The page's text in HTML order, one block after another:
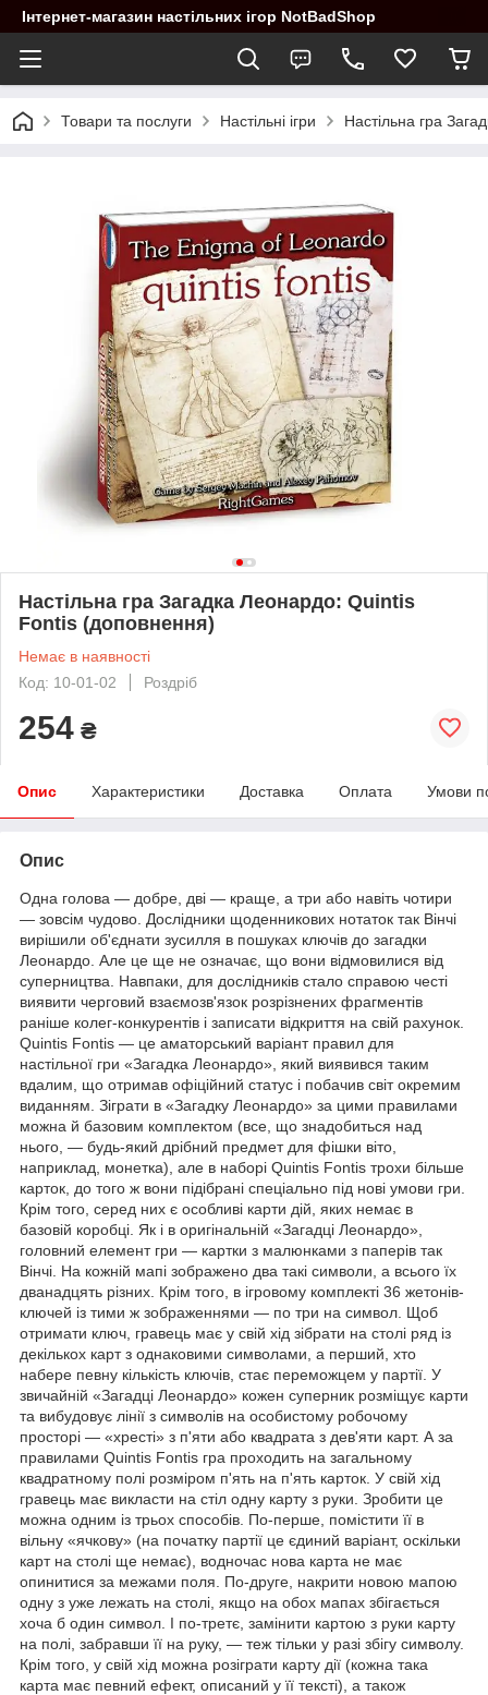
Інтернет-магазин настільних ігор NotBadShop
Товари та послуги Настільні ігри Настільна гра
Настільна гра Загадка Леонардо: Quintis
Fontis (доповнення)
Немає в наявності
Код: 10-01-02
Роздріб
254 ₴
Опис Характеристики Доставка Оплата Умови
Опис
Одна голова — добре, дві — краще, а три або навіть чотири
— зовсім чудово. Дослідники щоденникових нотаток так Вінчі
вирішили об'єднати зусилля в пошуках ключів до загадки
Леонардо. Але це ще не означає, що вони відмовилися від
суперництва. Навпаки, для дослідників стало справою честі
виявити черговий взаємозв'язок розрізнених фрагментів
раніше колег-конкурентів і записати відкриття на свій рахунок.
Quintis Fontis — це аматорський варіант правил для
настільної гри «Загадка Леонардо», який виявився таким
вдалим, що отримав офіційний статус і побачив світ окремим
виданням. Зіграти в «Загадку Леонардо» за цими правилами
можна й базовим комплектом (все, що знадобиться над
нього, — будь-який дрібний предмет для фішки віто,
наприклад, монетка), але в наборі Quintis Fontis трохи більше
карток, до того ж вони підібрані спеціально під нові умови гри.
Крім того, серед них є особливі карти дій, яких немає в
базовій коробці. Як і в оригінальній «Загадці Леонардо»,
головний елемент гри — картки з малюнками з паперів так
Вінчі. На кожній мапі зображено два такі символи, а всього їх
дванадцять різних. Крім того, в ігровому комплекті 36 жетонів-
ключей із тими ж зображеннями — по три на символ. Щоб
отримати ключ, гравець має у свій хід зібрати на столі ряд із
декількох карт з однаковими символами, а перший, хто
набере певну кількість ключів, стає переможцем у партії. У
звичайній «Загадці Леонардо» кожен суперник розміщує карти
та вибудовує лінії з символів на особистому робочому
просторі — «хресті» з п'яти або квадрата з дев'яти карт. А за
правилами Quintis Fontis гра проходить на загальному
квадратному полі розміром п'ять на п'ять карток. У свій хід
гравець має викласти на стіл одну карту з руки. Зробити це
можна одним із трьох способів. По-перше, помістити її в
вільну «ячкову» (на початку партії це єдиний варіант, оскільки
карт на столі ще немає), водночас нова карта не має
опинитися за межами поля. По-друге, накрити новою мапою
одну з уже лежать на столі, якщо на обох мапах збігається
хоча б один символ. І по-третє, замінити картою з руки карту
на полі, забравши її на руку, — теж тільки у разі збігу символу.
Крім того, у свій хід можна розіграти карту дії (кожна така
карта має певний ефект, описаний у її тексті), а також